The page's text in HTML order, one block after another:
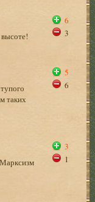
6
3
таких
5
6
3
1